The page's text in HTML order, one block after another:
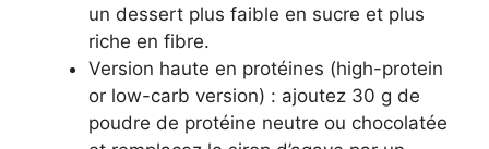
un dessert plus faible en sucre et plus
riche en fibre.
Version haute en protéines (high-protein
or low-carb version) : ajoutez 30 g de
poudre de protéine neutre ou chocolatée